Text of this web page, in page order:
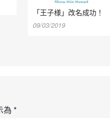
「王子様」改名成功！
09/03/2019
為 *